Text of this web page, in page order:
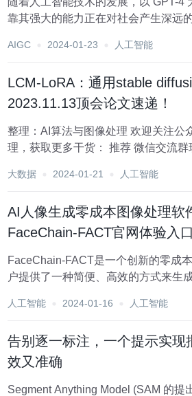
靠其强大的能力正在对社会产生深远
型可以和人类的价值、真实的意图相
AIGC 2024-01-23 人工智能
LCM-LoRA：通用stable
2023.11.13顶会论文速递！
整理：AI算法与图像处理 欢迎关注公众号 AI算法与图像处
理，获取更多干货： 推荐 微信交流群现已有2000+从业人员
果demo分享地址：https://s...
大数据 2024-01-21 人工智能
AI人像生成零成本图像处理软
FaceChain-FACT官网体验入口
FaceChain-FACT是一个创新的零成
户提供了一种简便、高效的方式来生
FaceChain-FACT就能迅速生成定制
人工智能 2024-01-16 人工智能
告别逐一标注，一个提示实现
效又准确
Segment Anything Model (SAM 的提出在图像分割领域引起